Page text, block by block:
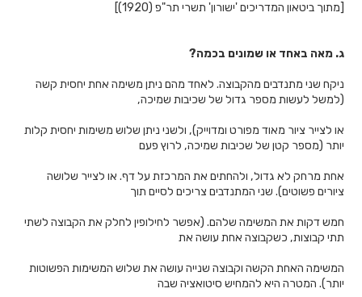
[מתוך ביטאון המדריכים 'ישורון' תשרי תר"פ (1920)]
ג. מאה באחד או שמונים בכמה?
ניקח שני מתנדבים מהקבוצה. לאחד מהם ניתן משימה אחת יחסית קשה
(למשל לעשות מספר גדול של שכיבות שמיכה,
או לצייר ציור מאוד מפורט ומדוייק), ולשני ניתן שלוש משימות יחסית קלות
יותר (מספר קטן של שכיבות שמיכה, לרוץ פעם
אחת מרחק לא גדול, ולהחתים את המרכזת על דף. או לצייר שלושה
ציורים פשוטים). שני המתנדבים צריכים לסיים תוך
חמש דקות את המשימה שלהם. (אפשר לחילופין לחלק את הקבוצה לשתי
תתי קבוצות, כשקבוצה אחת עושה את
המשימה האחת הקשה וקבוצה שנייה עושה את שלוש המשימות הפשוטות
יותר). המטרה היא להמחיש סיטואציה שבה